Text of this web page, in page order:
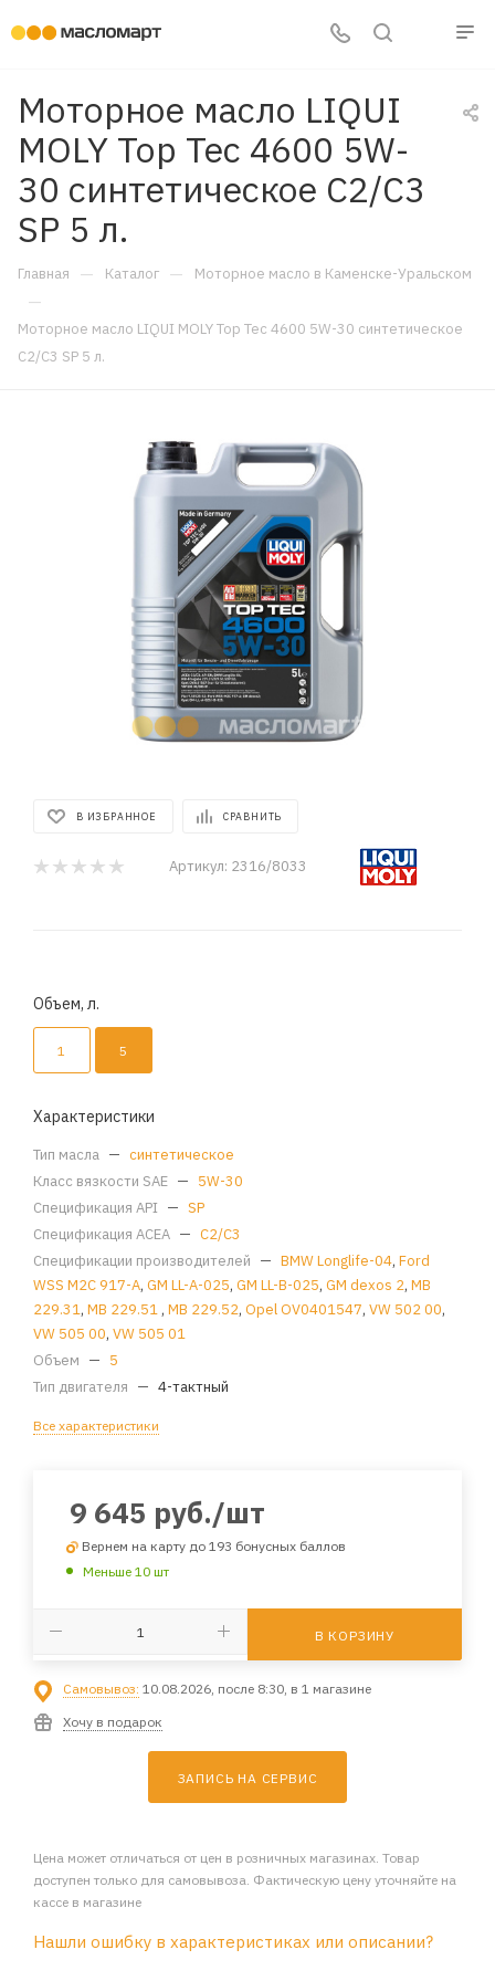
Моторное масло LIQUI
MOLY Top Tec 4600 5W-
30 синтетическое C2/C3
SP 5 л.
Главная — Каталог — Моторное масло в Каменске-Уральском
—
Моторное масло LIQUI MOLY Top Tec 4600 5W-30 синтетическое
C2/C3 SP 5 л.
В ИЗБРАННОЕ СРАВНИТЬ
Артикул: 2316/8033
Объем, л.
1 5
Характеристики
Тип масла — синтетическое
Класс вязкости SAE — 5W-30
Спецификация API — SP
Спецификация ACEA — C2/C3
Спецификации производителей — BMW Longlife-04, Ford
WSS M2C 917-A, GM LL-A-025, GM LL-B-025, GM dexos 2, MB
229.31, MB 229.51, MB 229.52, Opel OV0401547, VW 502 00,
VW 505 00, VW 505 01
Объем — 5
Тип двигателя — 4-тактный
Все характеристики
9 645 руб./шт
Вернем на карту до 193 бонусных баллов
Меньше 10 шт
В КОРЗИНУ
Самовывоз: 10.08.2026, после 8:30, в 1 магазине
Хочу в подарок
ЗАПИСЬ НА СЕРВИС
Цена может отличаться от цен в розничных магазинах. Товар
доступен только для самовывоза. Фактическую цену уточняйте на
кассе в магазине
Нашли ошибку в характеристиках или описании?